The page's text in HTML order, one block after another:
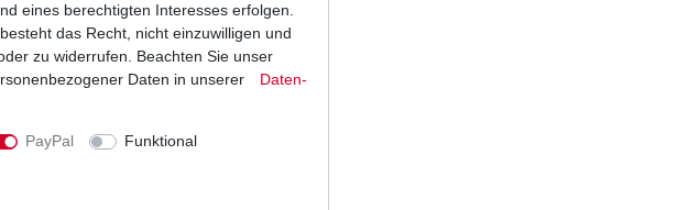
eines berechtigten Interesses erfolgen.
das Recht, nicht einzuwilligen und
zu widerrufen. Beachten Sie unser
Daten in unserer
Daten­
PayPal
Funktional